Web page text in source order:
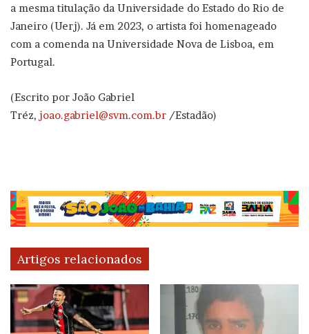
a mesma titulação da Universidade do Estado do Rio de
Janeiro (Uerj). Já em 2023, o artista foi homenageado
com a comenda na Universidade Nova de Lisboa, em
Portugal.
(Escrito por João Gabriel
Tréz, joao.gabriel@svm.com.br /Estadão)
Artigos relacionados